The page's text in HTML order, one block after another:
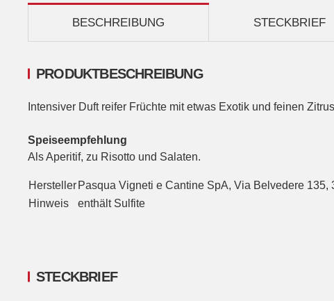
STECKBRIEF
BESCHREIBUNG
STECKBRIEF
PRODUKTBESCHREIBUNG
Intensiver Duft reifer Früchte mit etwas Exotik und feinen
Speiseempfehlung
Als Aperitif, zu Risotto und Salaten.
Hersteller Pasqua Vigneti e Cantine SpA, Via Belvedere 135,
Hinweis
enthält Sulfite